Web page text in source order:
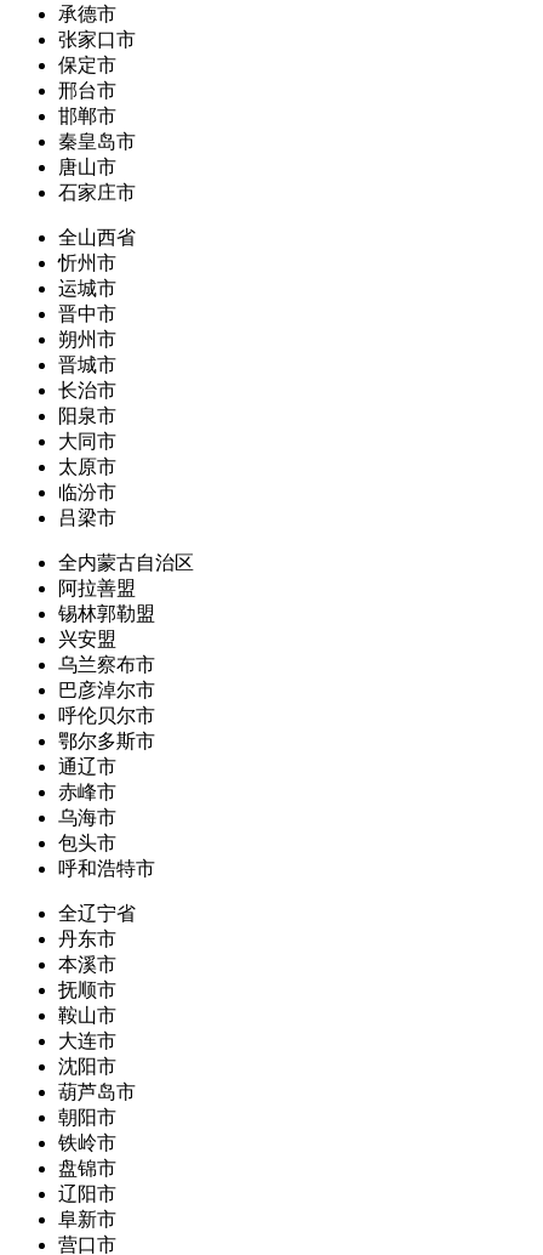
承德市
张家口市
保定市
邢台市
邯郸市
秦皇岛市
唐山市
石家庄市
全山西省
忻州市
运城市
晋中市
朔州市
晋城市
长治市
阳泉市
大同市
太原市
临汾市
吕梁市
全内蒙古自治区
阿拉善盟
锡林郭勒盟
兴安盟
乌兰察布市
巴彦淖尔市
呼伦贝尔市
鄂尔多斯市
通辽市
赤峰市
乌海市
包头市
呼和浩特市
全辽宁省
丹东市
本溪市
抚顺市
鞍山市
大连市
沈阳市
葫芦岛市
朝阳市
铁岭市
盘锦市
辽阳市
阜新市
营口市